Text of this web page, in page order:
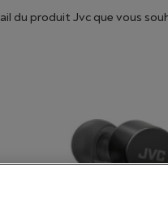
du produit Jvc que vous